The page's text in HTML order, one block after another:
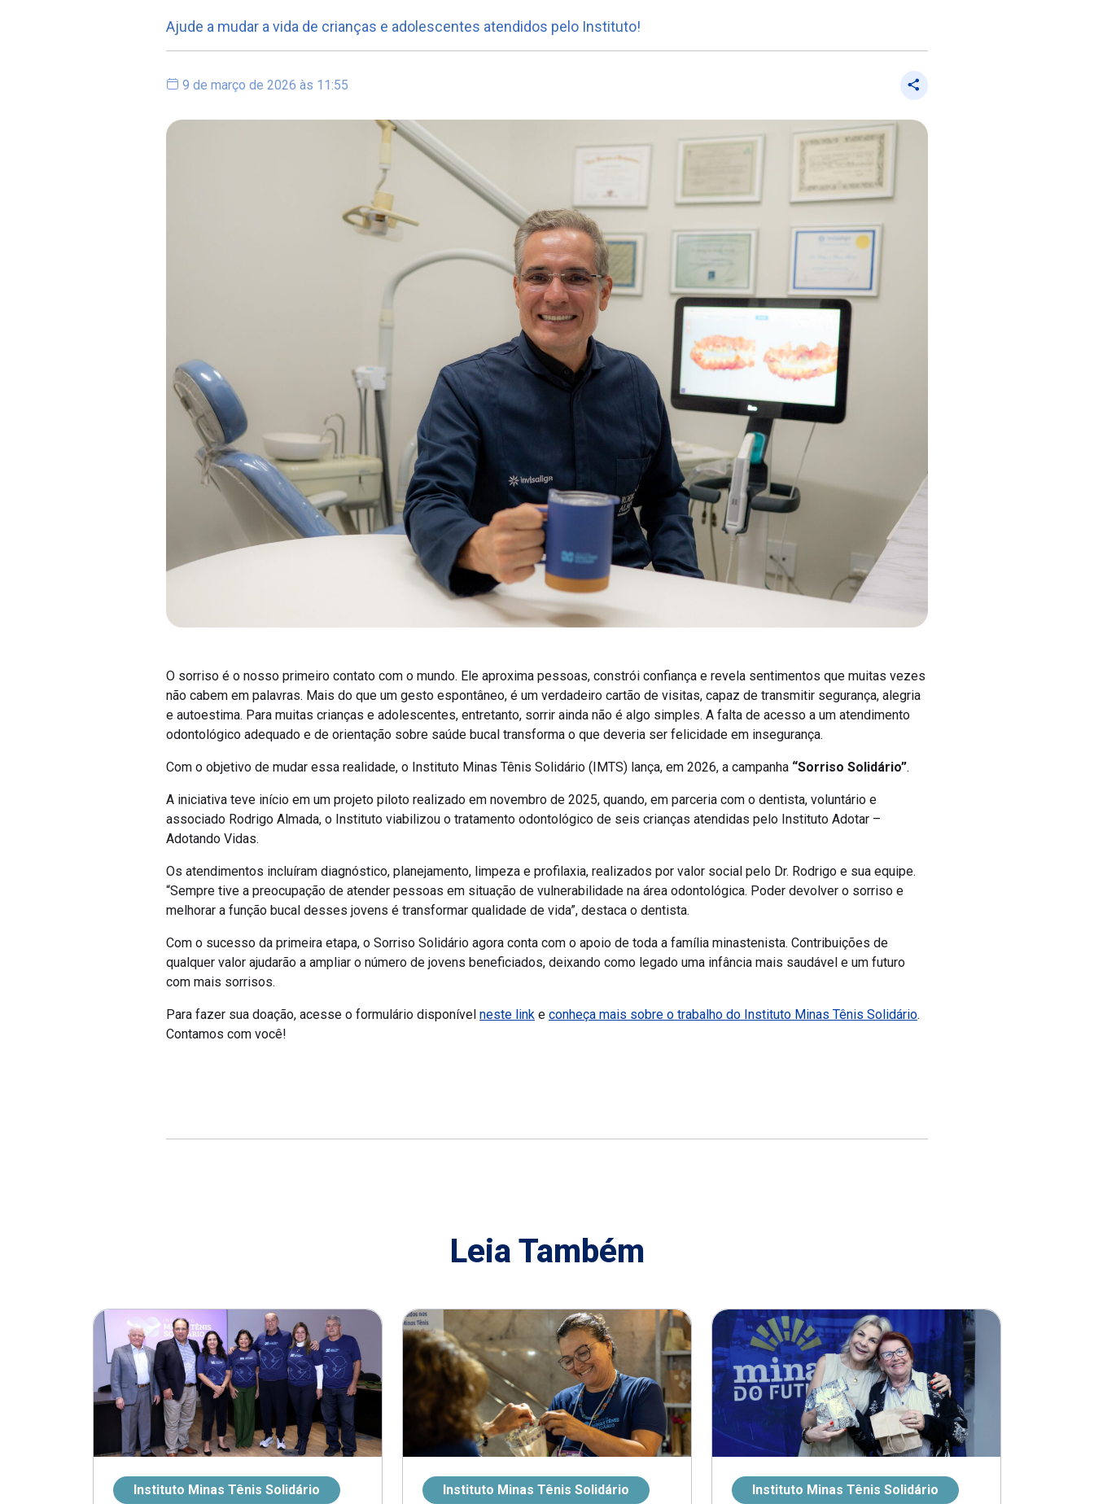
Ajude a mudar a vida de crianças e adolescentes atendidos pelo Instituto!
9 de março de 2026 às 11:55
O sorriso é o nosso primeiro contato com o mundo. Ele aproxima pessoas, constrói confiança e revela sentimentos que muitas vezes
não cabem em palavras. Mais do que um gesto espontâneo, é um verdadeiro cartão de visitas, capaz de transmitir segurança, alegria
e autoestima. Para muitas crianças e adolescentes, entretanto, sorrir ainda não é algo simples. A falta de acesso a um atendimento
odontológico adequado e de orientação sobre saúde bucal transforma o que deveria ser felicidade em insegurança.
Com o objetivo de mudar essa realidade, o Instituto Minas Tênis Solidário (IMTS) lança, em 2026, a campanha “Sorriso Solidário”.
A iniciativa teve início em um projeto piloto realizado em novembro de 2025, quando, em parceria com o dentista, voluntário e
associado Rodrigo Almada, o Instituto viabilizou o tratamento odontológico de seis crianças atendidas pelo Instituto Adotar –
Adotando Vidas.
Os atendimentos incluíram diagnóstico, planejamento, limpeza e profilaxia, realizados por valor social pelo Dr. Rodrigo e sua equipe.
“Sempre tive a preocupação de atender pessoas em situação de vulnerabilidade na área odontológica. Poder devolver o sorriso e
melhorar a função bucal desses jovens é transformar qualidade de vida”, destaca o dentista.
Com o sucesso da primeira etapa, o Sorriso Solidário agora conta com o apoio de toda a família minastenista. Contribuições de
qualquer valor ajudarão a ampliar o número de jovens beneficiados, deixando como legado uma infância mais saudável e um futuro
com mais sorrisos.
Para fazer sua doação, acesse o formulário disponível neste link e conheça mais sobre o trabalho do Instituto Minas Tênis Solidário.
Contamos com você!
Leia Também
Instituto Minas Tênis Solidário Instituto Minas Tênis Solidário Instituto Minas Tênis Solidário